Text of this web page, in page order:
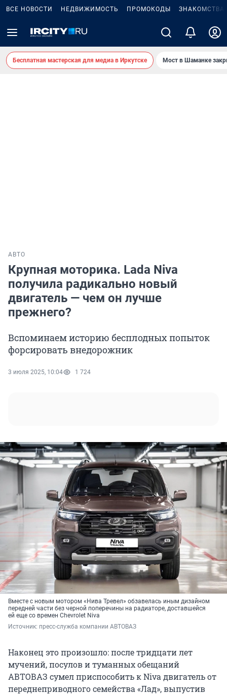
ВСЕ НОВОСТИ НЕДВИЖИМОСТЬ ПРОМОКОДЫ ЗНАКОМСТВА
Бесплатная мастерская для медиа в Иркутске Мост в Шаманке
АВТО
Крупная моторика. Lada Niva
получила радикально новый
двигатель — чем он лучше
прежнего?
Вспоминаем историю бесплодных попыток
форсировать внедорожник
3 июля 2025, 10:04 1 724
Вместе с новым мотором «Нива Тревел» обзавелась иным дизайном
передней части без черной поперечины на радиаторе, доставшейся
ей еще со времен Chevrolet Niva
Источник: пресс-служба компании АВТОВАЗ
Наконец это произошло: после тридцати лет
мучений, посулов и туманных обещаний
АВТОВАЗ сумел приспособить к Niva двигатель от
переднеприводного семейства «Лад», выпустив